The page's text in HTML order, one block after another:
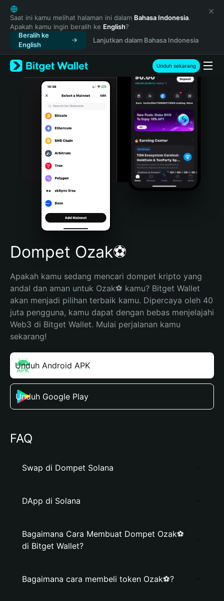
English
日本語
Tiếng Việt
Русский
Español (Latinoamérica)
Türkçe
Italiano
Português (Portugal)
Bahasa Indonesia
Português (Brasil)
Español (Argentina)
Saat ini kamu melihat halaman ini dalam Bahasa Indonesia.
Apakah kamu ingin beralih ke English?
Beralih ke
English
Lanjutkan dalam Bahasa Indonesia
Unduh sekarang
Dompet Ozak⚽️
Apakah kamu sedang mencari dompet kripto yang
andal dan aman untuk Ozak⚽️ kamu? Bitget Wallet
akan menjadi pilihan terbaik kamu. Dipercaya oleh 40
juta pengguna, kamu dapat dengan bebas menjelajahi
Web3 di Bitget Wallet. Mulai perjalanan kamu
sekarang!
Unduh Android APK
Unduh Google Play
FAQ
Swap di Dompet Solana
DApp di Solana
Bagaimana Cara Membuat Dompet Ozak⚽️
di Bitget Wallet?
Bagaimana cara membeli token Ozak⚽️?